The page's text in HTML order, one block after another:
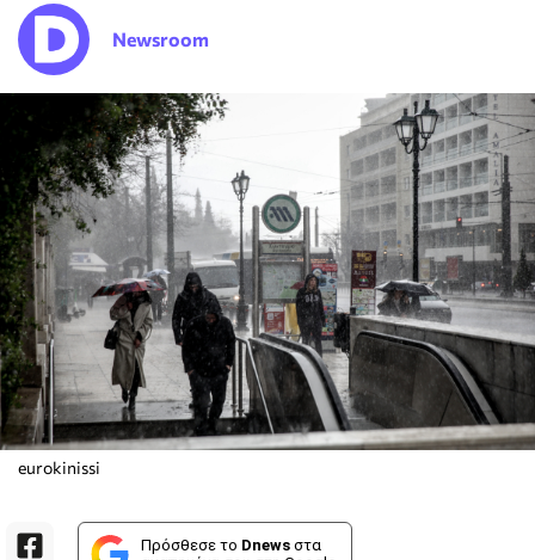
Newsroom
eurokinissi
Πρόσθεσε το Dnews στα